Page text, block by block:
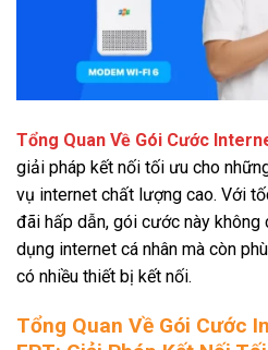
Tổng Quan Về Gói Cước
giải pháp kết nối tối ưu cho
vụ internet chất lượng cao. Với
đãi hấp dẫn, gói cước này
dụng internet cá nhân mà còn
có nhiều thiết bị kết nối.
Tổng Quan Về Gói Cước